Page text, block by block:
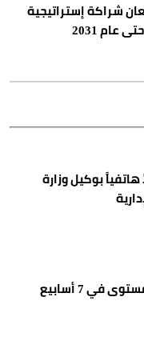
شراكة إستراتيجية
هاتفياً بوكيل وزارة
7 أسابيع